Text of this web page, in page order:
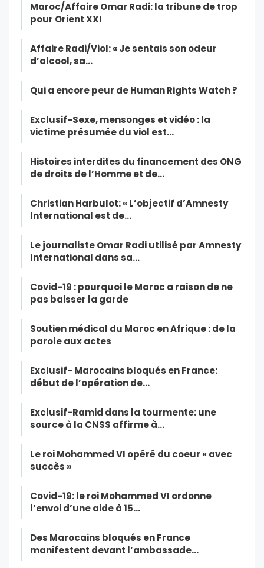
Maroc/Affaire Omar Radi: la tribune de trop
pour Orient XXI
Affaire Radi/Viol: « Je sentais son odeur
d’alcool, sa…
Qui a encore peur de Human Rights Watch ?
Exclusif-Sexe, mensonges et vidéo : la
victime présumée du viol est…
Histoires interdites du financement des ONG
de droits de l’Homme et de…
Christian Harbulot: « L’objectif d’Amnesty
International est de…
Le journaliste Omar Radi utilisé par Amnesty
International dans sa…
Covid-19 : pourquoi le Maroc a raison de ne
pas baisser la garde
Soutien médical du Maroc en Afrique : de la
parole aux actes
Exclusif- Marocains bloqués en France:
début de l’opération de…
Exclusif-Ramid dans la tourmente: une
source à la CNSS affirme à…
Le roi Mohammed VI opéré du coeur « avec
succès »
Covid-19: le roi Mohammed VI ordonne
l’envoi d’une aide à 15…
Des Marocains bloqués en France
manifestent devant l’ambassade…